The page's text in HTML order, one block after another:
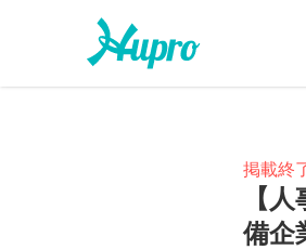
掲載終
【
備企